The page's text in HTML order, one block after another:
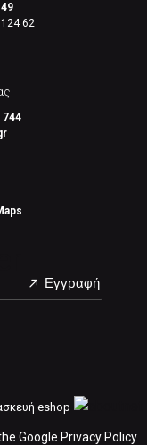
62
744
Εγγραφή
eshop
Google Privacy Policy